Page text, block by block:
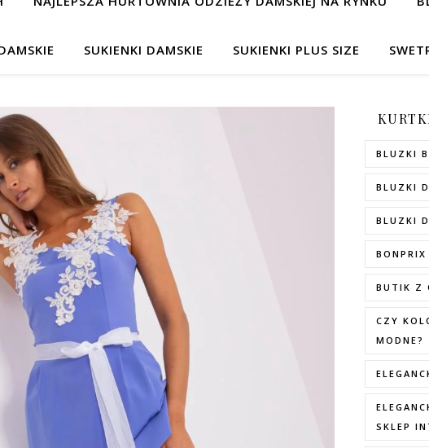
SUKIENKI DAMSKIE SUKIENKI PLUS SIZE
BLUZKI
BLUZKI
BLUZKI
BONPRIX
BUTIK Z
CZY
MODNE?
SKLEP